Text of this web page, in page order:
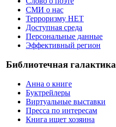
СМИ о нас
Терроризму НЕТ
Доступная среда
Персональные данные
Эффективный регион
Библиотечная галактика
Анна о книге
Буктрейлеры
Виртуальные выставки
Пресса по интересам
Книга ищет хозяина